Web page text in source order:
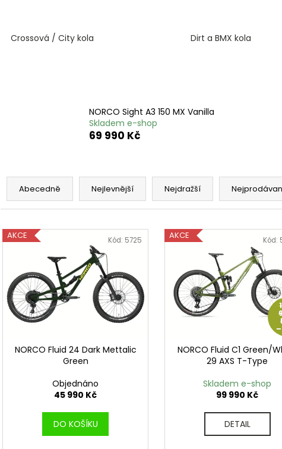
Crossová / City kola Dirt a BMX kola
NORCO Sight A3 150 MX Vanilla
Skladem e-shop
69 990 Kč
Ř
z
n
o
d
Abecedně Nejlevnější Nejdražší
V
ý
s
p
AKCE
NORCO Fluid 24 Dark Mettalic
Green
Objednáno
45 990 Kč
DO KOŠÍKU
Kód: 5725 AKCE
NORCO Fluid C1 Green/
29 AXS T-Type
Skladem e-shop
99 990 Kč
DETAIL
Kód: